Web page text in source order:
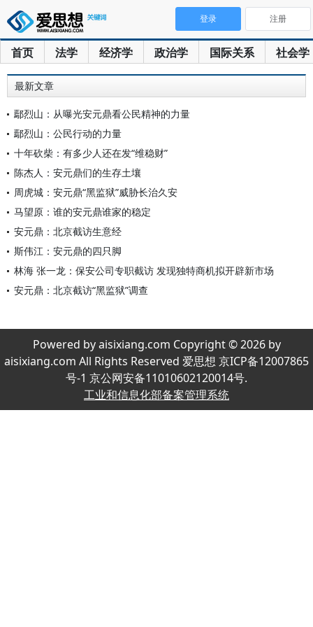
首页 法学 经济学 政治学 国际关系 社会学
登录 注册
最新文章
鄢烈山：从曝光安元鼎看公民精神的力量
鄢烈山：公民行动的力量
十年砍柴：有多少人还在发“维稳财”
陈杰人：安元鼎们的生存土壤
周虎城：安元鼎“黑监狱”威胁长治久安
马望原：谁的安元鼎谁家的稳定
安元鼎：北京截访生意经
斯伟江：安元鼎的四只脚
林海 张一龙：保安公司专职截访 发现独特商机拟开辟新市场
安元鼎：北京截访“黑监狱”调查
Powered by aisixiang.com Copyright © 2026 by
aisixiang.com All Rights Reserved 爱思想 京ICP备12007865
号-1 京公网安备11010602120014号.
工业和信息化部备案管理系统